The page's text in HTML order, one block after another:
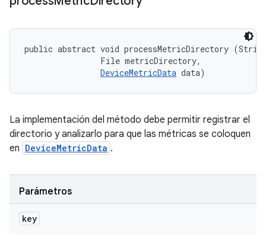
public abstract void processMetricDirectory
                File metricDirectory,
DeviceMetricData data)
La implementación del método debe permitir registrar el
directorio y analizarlo para que las métricas se coloquen
en DeviceMetricData .
Parámetros
key